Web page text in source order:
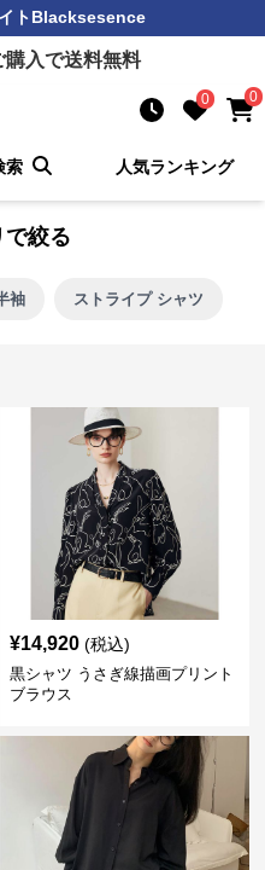
トBlacksesence
購入で送料無料
0 0
索 人気ランキング
で絞る
袖 ストライプ シャツ
¥14,920 (税込)
黒シャツ うさぎ線描画プリント
ブラウス